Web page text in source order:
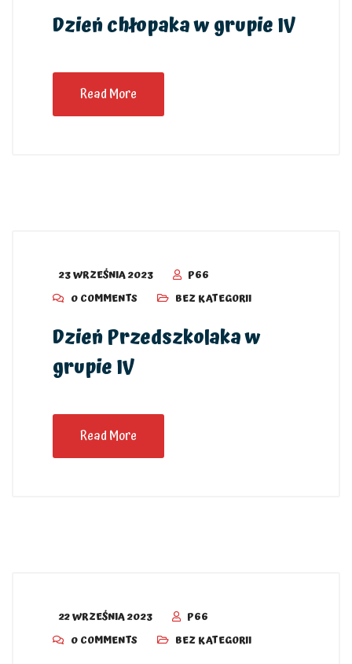
Dzień chłopaka w grupie IV
Read More
23 WRZEŚNIA 2023
P66
0 COMMENTS
BEZ KATEGORII
Dzień Przedszkolaka w
grupie IV
Read More
22 WRZEŚNIA 2023
P66
0 COMMENTS
BEZ KATEGORII